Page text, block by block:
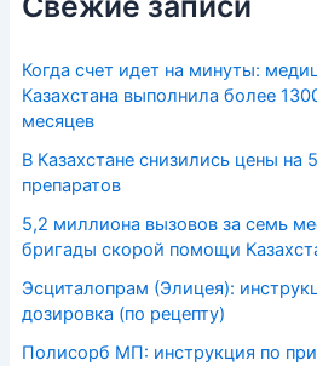
Когда счет идет на минуты:
Казахстана выполнила более
месяцев
В Казахстане снизились цены на
препаратов
5,2 миллиона вызовов за семь
бригады скорой помощи
Эсциталопрам (Элицея):
дозировка (по рецепту)
Полисорб МП: инструкция по